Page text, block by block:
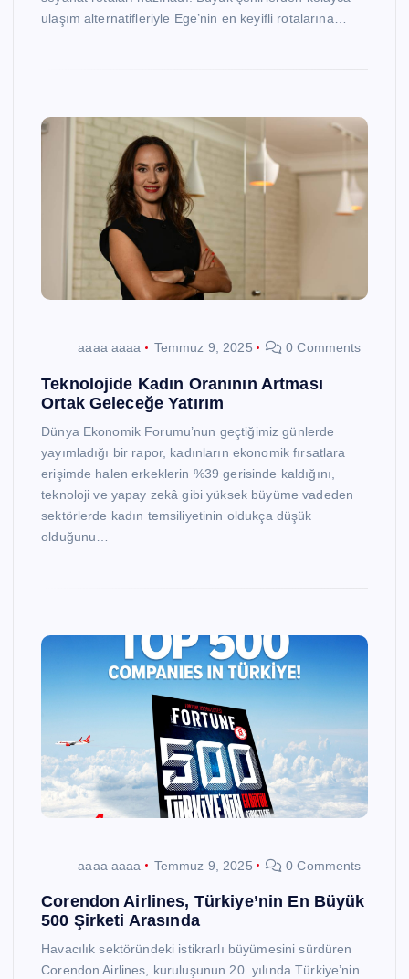
ulaşım alternatifleriyle Ege’nin en keyifli rotalarına…
aaaa aaaa Temmuz 9, 2025 0 Comments
Teknolojide Kadın Oranının Artması
Ortak Geleceğe Yatırım
Dünya Ekonomik Forumu’nun geçtiğimiz günlerde
yayımladığı bir rapor, kadınların ekonomik fırsatlara
erişimde halen erkeklerin %39 gerisinde kaldığını,
teknoloji ve yapay zekâ gibi yüksek büyüme vadeden
sektörlerde kadın temsiliyetinin oldukça düşük
olduğunu…
aaaa aaaa Temmuz 9, 2025 0 Comments
Corendon Airlines, Türkiye’nin En Büyük
500 Şirketi Arasında
Havacılık sektöründeki istikrarlı büyümesini sürdüren
Corendon Airlines, kuruluşunun 20. yılında Türkiye’nin